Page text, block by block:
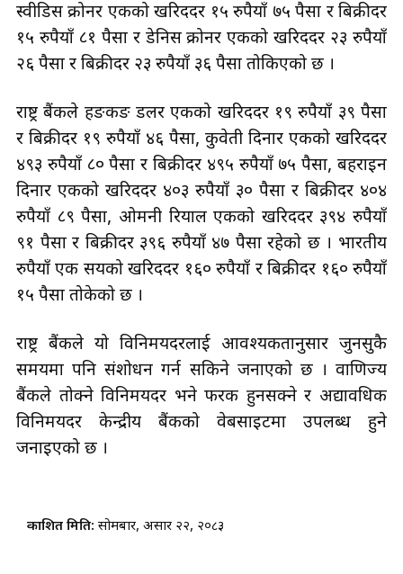
स्वीडिस क्रोनर एकको खरिददर १५ रुपैयाँ ७५ पैसा र बिक्रीदर
१५ रुपैयाँ ८१ पैसा र डेनिस क्रोनर एकको खरिददर २३ रुपैयाँ
२६ पैसा र बिक्रीदर २३ रुपैयाँ ३६ पैसा तोकिएको छ ।
राष्ट्र बैंकले हङकङ डलर एकको खरिददर १९ रुपैयाँ ३९ पैसा
र बिक्रीदर १९ रुपैयाँ ४६ पैसा, कुवेती दिनार एकको खरिददर
४९३ रुपैयाँ ८० पैसा र बिक्रीदर ४९५ रुपैयाँ ७५ पैसा, बहराइन
दिनार एकको खरिददर ४०३ रुपैयाँ ३० पैसा र बिक्रीदर ४०४
रुपैयाँ ८९ पैसा, ओमनी रियाल एकको खरिददर ३९४ रुपैयाँ
९१ पैसा र बिक्रीदर ३९६ रुपैयाँ ४७ पैसा रहेको छ । भारतीय
रुपैयाँ एक सयको खरिददर १६० रुपैयाँ र बिक्रीदर १६० रुपैयाँ
१५ पैसा तोकेको छ ।
राष्ट्र बैंकले यो विनिमयदरलाई आवश्यकतानुसार जुनसुकै
समयमा पनि संशोधन गर्न सकिने जनाएको छ । वाणिज्य
बैंकले तोक्ने विनिमयदर भने फरक हुनसक्ने र अद्यावधिक
विनिमयदर केन्द्रीय बैंकको वेबसाइटमा उपलब्ध हुने
जनाइएको छ ।
प्रकाशित मिति: सोमबार, असार २२, २०८३